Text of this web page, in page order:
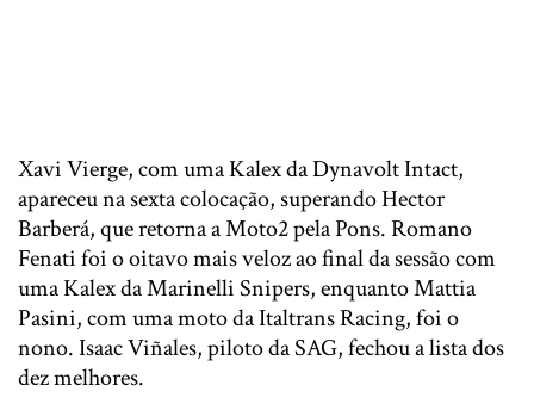
Xavi Vierge, com uma Kalex da Dynavolt Intact,
apareceu na sexta colocação, superando Hector
Barberá, que retorna a Moto2 pela Pons. Romano
Fenati foi o oitavo mais veloz ao final da sessão com
uma Kalex da Marinelli Snipers, enquanto Mattia
Pasini, com uma moto da Italtrans Racing, foi o
nono. Isaac Viñales, piloto da SAG, fechou a lista dos
dez melhores.